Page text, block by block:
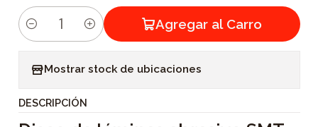
C
i
Agregar al Carro
Mostrar stock de ubicaciones
DESCRIPCIÓN